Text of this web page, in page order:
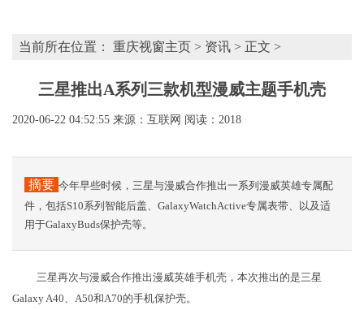
当前所在位置： 重庆视窗主页 > 资讯 > 正文 >
三星推出A系列三款机型漫威主题手机壳
2020-06-22 04:52:55 来源：互联网 阅读：2018
摘要 今年早些时候，三星与漫威合作推出一系列漫威英雄专属配
件，包括S10系列智能后盖、GalaxyWatchActive专属表带、以及适
用于GalaxyBuds保护壳等。
三星再次与漫威合作推出漫威英雄手机壳，本次推出的是三星
Galaxy A40、A50和A70的手机保护壳。